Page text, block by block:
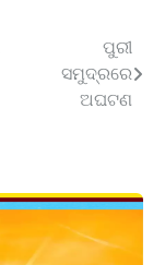
ପୁରୀ
ସମୁଦ୍ରରେ
ଅଘଟଣ